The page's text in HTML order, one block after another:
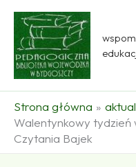
Przejdź
treści
Strona główna
Walentynkowy tydzień
Czytania Bajek